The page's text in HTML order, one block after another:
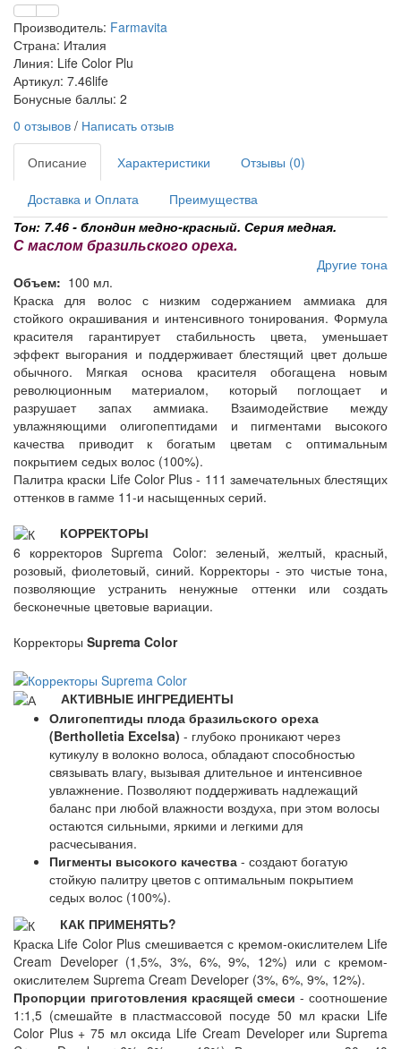
Производитель: Farmavita
Страна: Италия
Линия: Life Color Plu
Артикул: 7.46life
Бонусные баллы: 2
0 отзывов / Написать отзыв
Описание Характеристики Отзывы (0)
Доставка и Оплата
Преимущества
Тон: 7.46 - блондин медно-красный. Серия медная.
С маслом бразильского ореха.
Другие тона
Объем: 100 мл.
Краска для волос с низким содержанием аммиака для
стойкого окрашивания и интенсивного тонирования. Формула
красителя гарантирует стабильность цвета, уменьшает
эффект выгорания и поддерживает блестящий цвет дольше
обычного. Мягкая основа красителя обогащена новым
революционным материалом, который поглощает и
разрушает запах аммиака. Взаимодействие между
увлажняющими олигопептидами и пигментами высокого
качества приводит к богатым цветам с оптимальным
покрытием седых волос (100%).
Палитра краски Life Color Plus - 111 замечательных блестящих
оттенков в гамме 11-и насыщенных серий.
КОРРЕКТОРЫ
6 корректоров Suprema Color: зеленый, желтый, красный,
розовый, фиолетовый, синий. Корректоры - это чистые тона,
позволяющие устранить ненужные оттенки или создать
бесконечные цветовые вариации.
Корректоры Suprema Color
АКТИВНЫЕ ИНГРЕДИЕНТЫ
Олигопептиды плода бразильского ореха
(Bertholletia Excelsa) - глубоко проникают через
кутикулу в волокно волоса, обладают способностью
связывать влагу, вызывая длительное и интенсивное
увлажнение. Позволяют поддерживать надлежащий
баланс при любой влажности воздуха, при этом волосы
остаются сильными, яркими и легкими для
расчесывания.
Пигменты высокого качества - создают богатую
стойкую палитру цветов с оптимальным покрытием
седых волос (100%).
КАК ПРИМЕНЯТЬ?
Краска Life Color Plus смешивается с кремом-окислителем Life
Cream Developer (1,5%, 3%, 6%, 9%, 12%) или с кремом-
окислителем Suprema Cream Developer (3%, 6%, 9%, 12%).
Пропорции приготовления красящей смеси - соотношение
1:1,5 (смешайте в пластмассовой посуде 50 мл краски Life
Color Plus + 75 мл оксида Life Cream Developer или Suprema